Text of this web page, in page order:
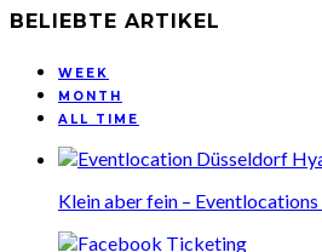
BELIEBTE ARTIKEL
WEEK
MONTH
ALL TIME
Klein aber fein –